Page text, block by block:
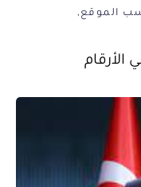
الموقع
الأرقام